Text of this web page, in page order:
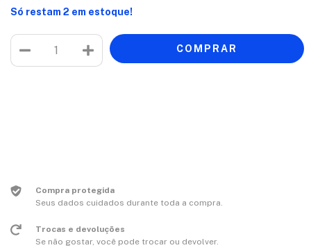
Só restam 2 em estoque!
Compra protegida
Seus dados cuidados durante toda a compra.
Trocas e devoluções
Se não gostar, você pode trocar ou devolver.